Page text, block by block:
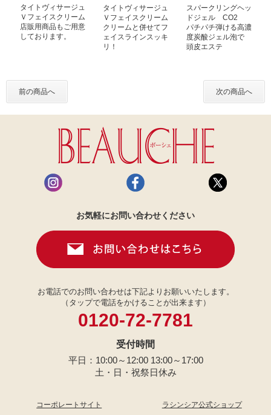
タイトヴィサージュ
Ｖフェイスクリーム
店販用商品もご用意
しております。
タイトヴィサージュ
Ｖフェイスクリーム
クリームと併せてフ
ェイスラインスッキ
リ！
スパークリングヘッ
ドジェル CO2
パチパチ弾ける高濃
度炭酸ジェル泡で
頭皮エステ
前の商品へ 次の商品へ
お気軽にお問い合わせください
お電話でのお問い合わせは下記よりお願いいたします。
（タップで電話をかけることが出来ます）
0120-72-7781
受付時間
平日：10:00～12:00 13:00～17:00
土・日・祝祭日休み
コーポレートサイト
ラシンシア公式ショップ